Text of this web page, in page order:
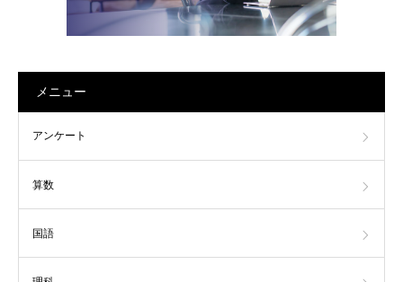
メニュー
アンケート
算数
国語